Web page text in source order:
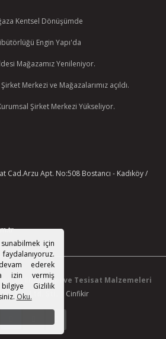
için
ederek
izin vermiş
Gizlilik
Oku.
Kentsel Dönüşümde
Engin Yapı'da
Mağazamız Yenileniyor.
Merkezi ve Mağazalarımız açıldı.
Şirket Merkezi Yükseliyor.
Cad.Arzu Apt. No:508 Bostancı - Kadıköy /
EnginYapı ve Tesisat Malzemeleri
Tic. Ltd. Şti.
Cinfikir